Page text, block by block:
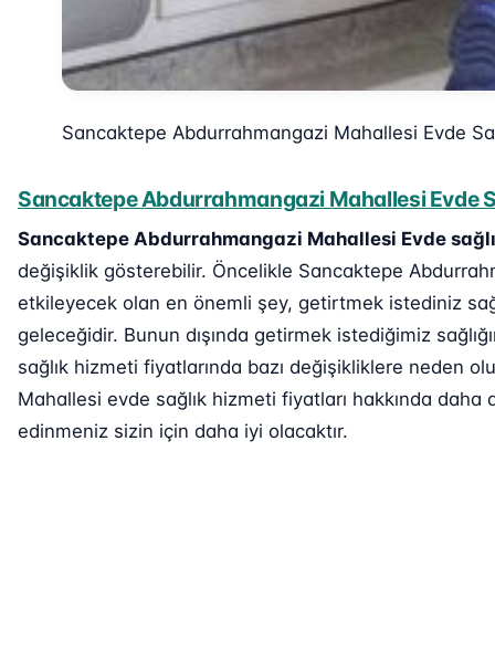
Sancaktepe Abdurrahmangazi Mahallesi Evde
Sancaktepe Abdurrahmangazi Mahallesi Evde
Sancaktepe Abdurrahmangazi Mahallesi Evde
değişiklik gösterebilir. Öncelikle Sancaktepe
etkileyecek olan en önemli şey, getirtmek istediniz
geleceğidir. Bunun dışında getirmek istediğimiz
sağlık hizmeti fiyatlarında bazı değişikliklere neden
Mahallesi evde sağlık hizmeti fiyatları hakkında
edinmeniz sizin için daha iyi olacaktır.